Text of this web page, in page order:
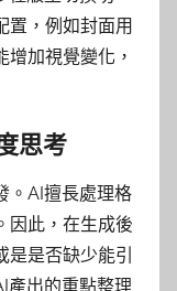
置，例如封面用
加視覺變化，
思考
。AI擅長處理格
因此，在生成後
是否缺少能引
產出的重點整理